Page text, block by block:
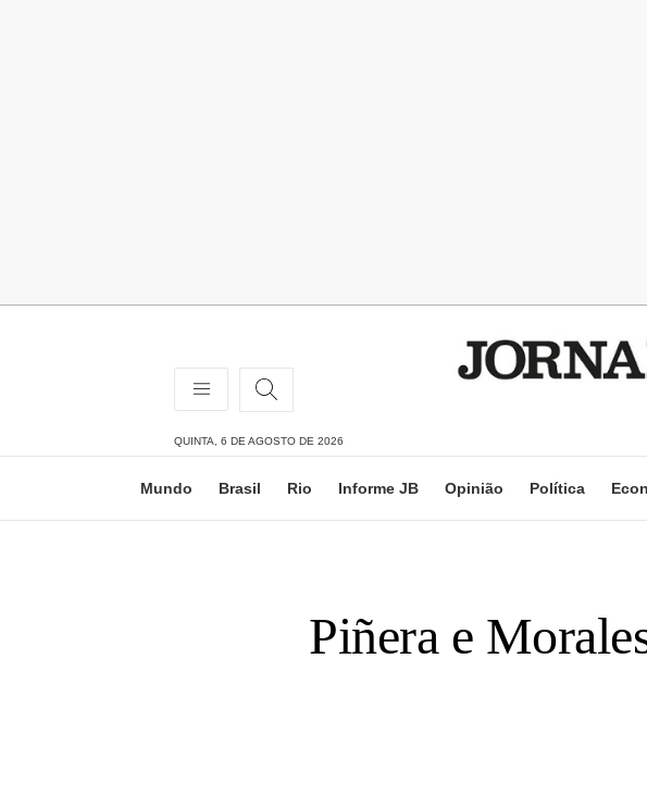
QUINTA, 6 DE AGOSTO DE 2026
Mundo Brasil Rio Informe JB Opinião Política
Piñera e